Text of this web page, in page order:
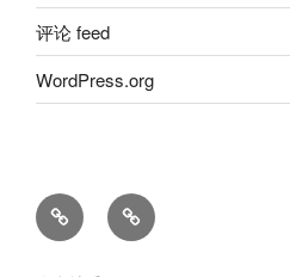
评论 feed
WordPress.org
留
言
板
粵
語